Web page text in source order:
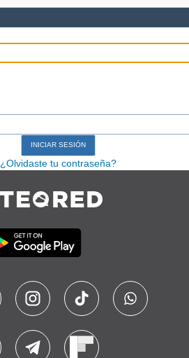
¿Olvidaste tu contraseña?